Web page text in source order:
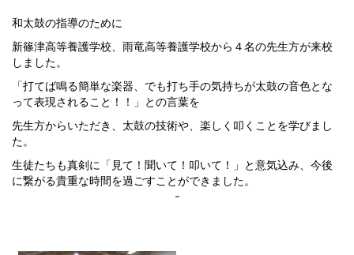
和太鼓の指導のために
新篠津高等養護学校、雨竜高等養護学校から４名の先生方が来校
しました。
「打てば鳴る簡単な楽器、でも打ち手の気持ちが太鼓の音色とな
って表現されること！！」との言葉を
先生方からいただき、太鼓の技術や、楽しく叩くことを学びまし
た。
生徒たちも真剣に「見て！聞いて！叩いて！」と意気込み、今後
に繋がる貴重な時間を過ごすことができました。